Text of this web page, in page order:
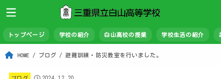
トップページ 学校の紹介 白山高校の授業 学校生活の紹介
HOME ブログ 避難訓練・防災教室を行いました。